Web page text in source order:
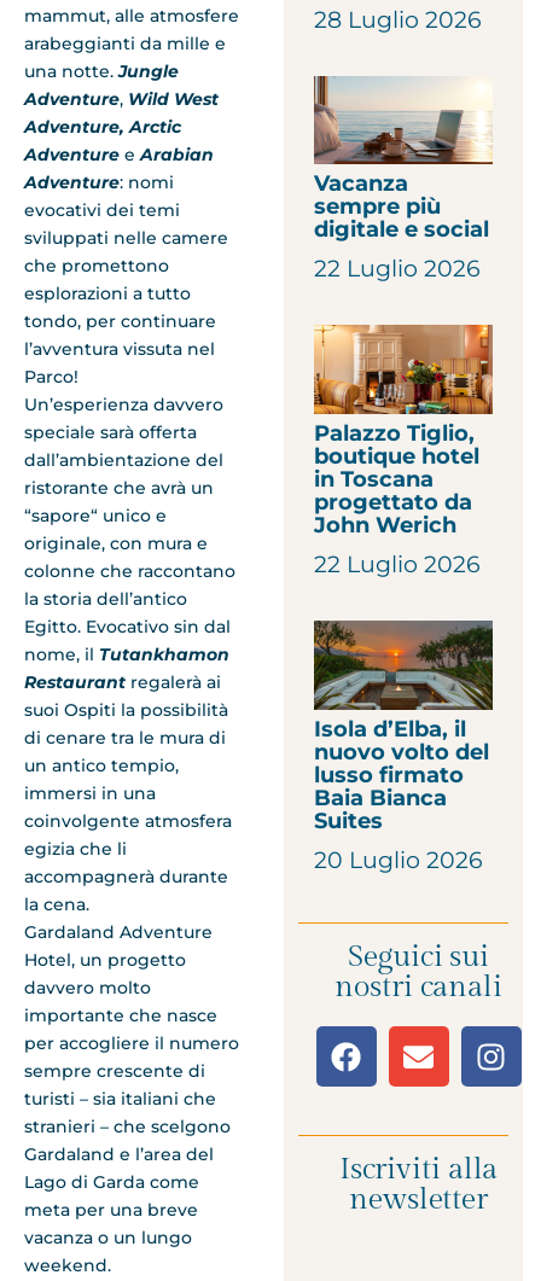
mammut, alle atmosfere
arabeggianti da mille e
una notte.Jungle
Adventure, Wild West
Adventure, Arctic
Adventure e Arabian
Adventure: nomi
evocativi dei temi
sviluppati nelle camere
che promettono
esplorazioni a tutto
tondo, per continuare
l’avventura vissuta nel
Parco!
Un’esperienza davvero
speciale sarà offerta
dall’ambientazione del
ristorante che avrà un
“sapore“ unico e
originale, con mura e
colonne che raccontano
la storia dell’antico
Egitto. Evocativo sin dal
nome, il Tutankhamon
Restaurant regalerà ai
suoi Ospiti la possibilità
di cenare tra le mura di
un antico tempio,
immersi in una
coinvolgente atmosfera
egizia che li
accompagnerà durante
la cena.
Gardaland Adventure
Hotel, un progetto
davvero molto
importante che nasce
per accogliere il numero
sempre crescente di
turisti – sia italiani che
stranieri – che scelgono
Gardaland e l’area del
Lago di Garda come
meta per una breve
vacanza o un lungo
weekend.
28 Luglio 2026
Vacanza
sempre più
digitale e social
22 Luglio 2026
Palazzo Tiglio,
boutique hotel
in Toscana
progettato da
John Werich
22 Luglio 2026
Isola d’Elba, il
nuovo volto del
lusso firmato
Baia Bianca
Suites
20 Luglio 2026
Seguici sui
nostri canali
Iscriviti alla
newsletter